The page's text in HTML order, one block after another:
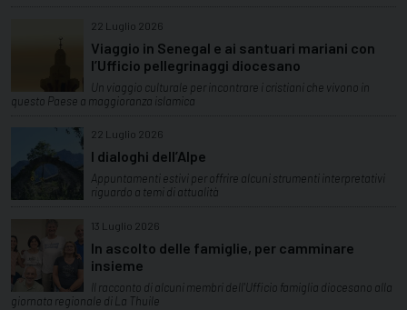
22 Luglio 2026
Viaggio in Senegal e ai santuari mariani con
l’Ufficio pellegrinaggi diocesano
Un viaggio culturale per incontrare i cristiani che vivono in
questo Paese a maggioranza islamica
22 Luglio 2026
I dialoghi dell’Alpe
Appuntamenti estivi per offrire alcuni strumenti interpretativi
riguardo a temi di attualità
13 Luglio 2026
In ascolto delle famiglie, per camminare
insieme
Il racconto di alcuni membri dell'Ufficio famiglia diocesano alla
giornata regionale di La Thuile